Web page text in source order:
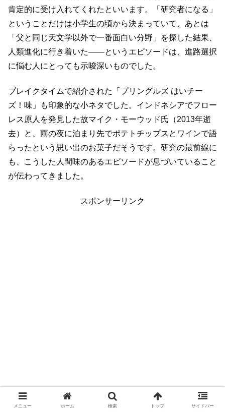
肯定的に受け入れてくれたといいます。「研究者になる」
ということだけは小学生の頃から決まっていて、あとは
「父と同じ天文学以外で一番面白い分野」を探した結果、
人類進化に行き着いた――というエピソードは、進路選択
に悩む人にとっても示唆深いものでした。
ブレイクタイムで紹介された「プリングルズ はいチー
ズ！味」も印象的な小ネタでした。インドネシアでフロー
レス原人を発見した故マイク・モーウッド氏（2013年逝
去）と、雨の夜に泊まり先でポテトチップスとワインで語
らったという思い出のお菓子だそうです。研究の最前線に
も、こうした人間味のあるエピソードが息づいていること
が伝わってきました。
スポンサーリンク
メニュー ホーム 検索 トップ サイドバー